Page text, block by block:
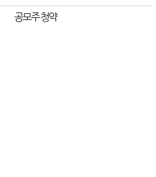
공모주 청약